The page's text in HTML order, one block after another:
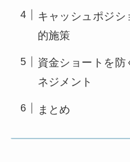
キャッシュポジ
的施策
資金ショートを防
ネジメント
まとめ